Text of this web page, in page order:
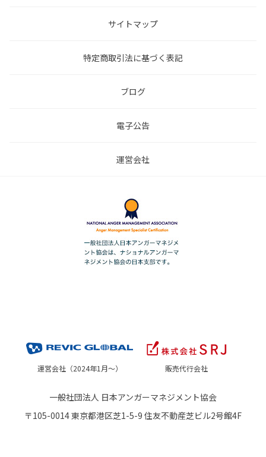
サイトマップ
特定商取引法に基づく表記
ブログ
電子公告
運営会社